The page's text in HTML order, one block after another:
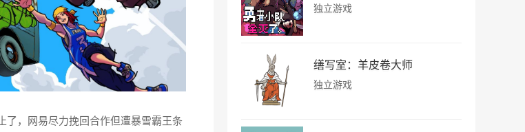
了，网易尽力挽回合作但遭暴雪霸王条
独立游戏
缮写室：羊皮卷大师
独立游戏